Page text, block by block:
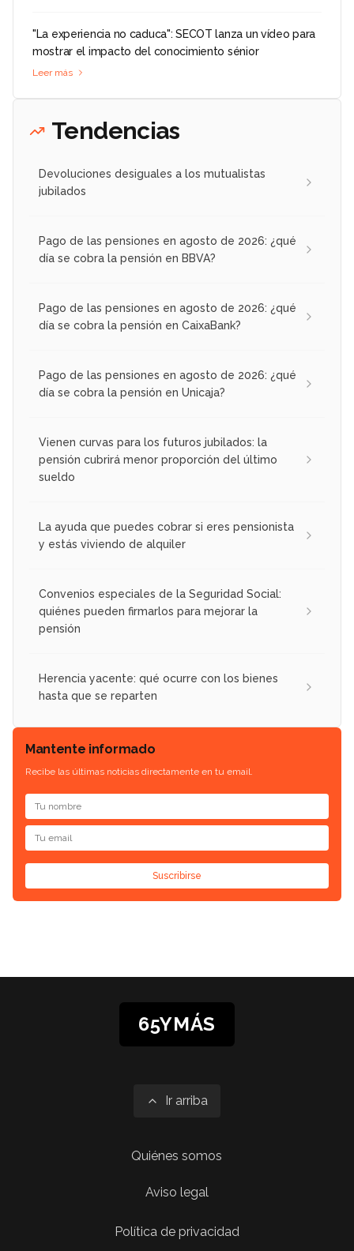
"La experiencia no caduca": SECOT lanza un vídeo para
mostrar el impacto del conocimiento sénior
Leer más
Tendencias
Devoluciones desiguales a los mutualistas
jubilados
Pago de las pensiones en agosto de 2026: ¿qué
día se cobra la pensión en BBVA?
Pago de las pensiones en agosto de 2026: ¿qué
día se cobra la pensión en CaixaBank?
Pago de las pensiones en agosto de 2026: ¿qué
día se cobra la pensión en Unicaja?
Vienen curvas para los futuros jubilados: la
pensión cubrirá menor proporción del último
sueldo
La ayuda que puedes cobrar si eres pensionista
y estás viviendo de alquiler
Convenios especiales de la Seguridad Social:
quiénes pueden firmarlos para mejorar la
pensión
Herencia yacente: qué ocurre con los bienes
hasta que se reparten
Mantente informado
Recibe las últimas noticias directamente en tu email.
Suscribirse
65YMÁS
Ir arriba
Quiénes somos
Aviso legal
Política de privacidad